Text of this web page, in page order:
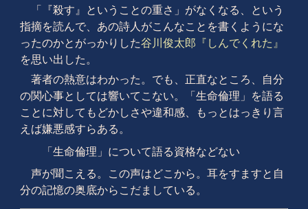
「『殺す』ということの重さ」がなくなる、という
指摘を読んで、あの詩人がこんなことを書くようにな
ったのかとがっかりした谷川俊太郎『しんでくれた』
を思い出した。
著者の熱意はわかった。でも、正直なところ、自分
の関心事としては響いてこない。「生命倫理」を語る
ことに対してもどかしさや違和感、もっとはっきり言
えば嫌悪感すらある。
「生命倫理」について語る資格などない
声が聞こえる。この声はどこから。耳をすますと自
分の記憶の奥底からこだましている。